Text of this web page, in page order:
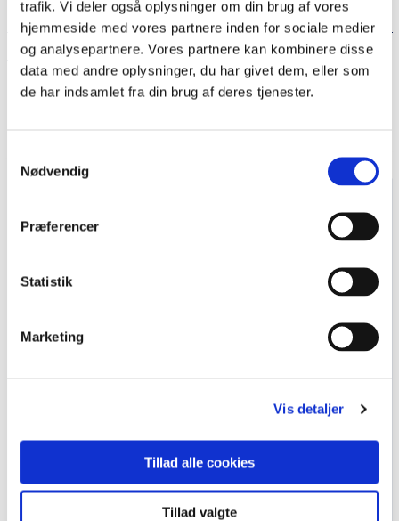
trafik. Vi deler også oplysninger om din brug af vores
hjemmeside med vores partnere inden for sociale medier
og analysepartnere. Vores partnere kan kombinere disse
data med andre oplysninger, du har givet dem, eller som
de har indsamlet fra din brug af deres tjenester.
Nødvendig
Præferencer
Statistik
Marketing
Vis detaljer
Tillad alle cookies
Tillad valgte
Del siden
Navn
*Jeg giver hermed tilladelse til at få tilsendt